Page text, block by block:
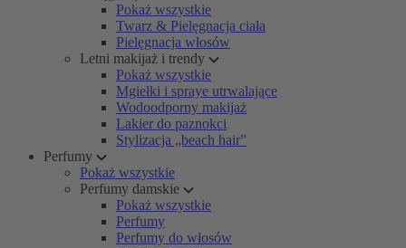
Pokaż wszystkie
Twarz & Pielęgnacja ciała
Pielęgnacja włosów
Letni makijaż i trendy
Pokaż wszystkie
Mgiełki i spraye utrwalające
Wodoodporny makijaż
Lakier do paznokci
Stylizacja „beach hair”
Perfumy
Pokaż wszystkie
Perfumy damskie
Pokaż wszystkie
Perfumy
Perfumy do włosów